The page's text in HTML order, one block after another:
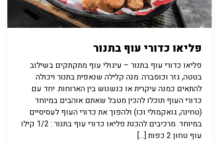
פליאו כדורי עוף בתנור
פליאו כדורי עוף בתנור – עיגולי עוף מתקתקים בשילוב
בטטה, גזר וכוסברה. מנה קלילה שנאפית בתנור ויכולה
להתאים כמנה עיקרית או כנשנוש בין הארוחות. יחד עם
כדורי העוף תוכלו להכין מטבל שאתם אוהבים במיוחד
(טחינה, גואקמולי וכו) ולהפוך את כדורי העוף לעסיסיים
במיוחד. מרכיבים להכנת פליאו כדורי עוף בתנור : 1/2 קילו
עוף טחון 2 כפות […]